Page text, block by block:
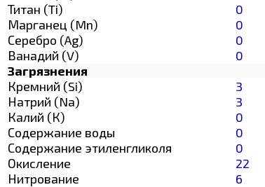
Титан (Ti)
0
Марганец (Mn)
0
Серебро (Ag)
0
Ванадий (V)
0
Загрязнения
Кремний (Si)
3
Натрий (Na)
3
Калий (К)
0
Содержание воды
0
Содержание этиленгликоля
0
Окисление
22
Нитрование
6